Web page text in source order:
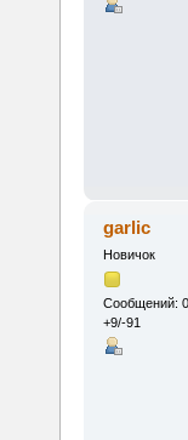
garlic
Новичок
Сообщений: 0
+9/-91